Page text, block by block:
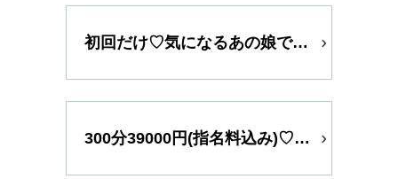
初回だけ♡気になるあの娘で39デビュー！
300分39000円(指名料込み)♡時間指定なし☆